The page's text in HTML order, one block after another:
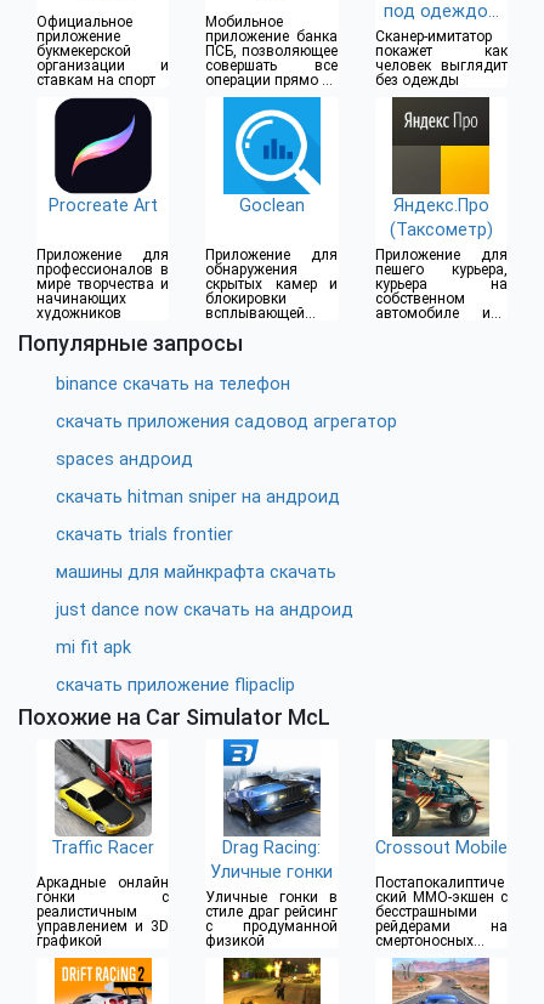
Официальное
приложение
букмекерской
организации и
ставкам на спорт
Мобильное
приложение банка
ПСБ, позволяющее
совершать все
операции прямо из
дома
под одеждой
(18+)
Сканер-имитатор
покажет как
человек выглядит
без одежды
Procreate Art
Приложение для
профессионалов в
мире творчества и
начинающих
художников
Goclean
Приложение для
обнаружения
скрытых камер и
блокировки
всплывающей
Яндекс.Про
(Таксометр)
Приложение для
пешего курьера,
курьера на
собственном
автомобиле или
Популярные запросы
binance скачать на телефон
скачать приложения садовод агрегатор
spaces андроид
скачать hitman sniper на андроид
скачать trials frontier
машины для майнкрафта скачать
just dance now скачать на андроид
mi fit apk
скачать приложение flipaclip
Похожие на Car Simulator McL
Traffic Racer
Аркадные онлайн
гонки с
реалистичным
управлением и 3D
графикой
Drag Racing:
Уличные гонки
Уличные гонки в
стиле драг рейсинг
с продуманной
физикой
Crossout Mobile
Постапокалиптиче
ский MMO-экшен с
бесстрашными
рейдерами на
смертоносных
бронемобилях